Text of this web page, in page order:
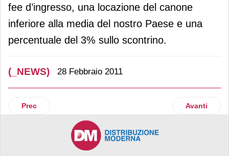
fee d’ingresso, una locazione del canone
inferiore alla media del nostro Paese e una
percentuale del 3% sullo scontrino.
(_NEWS) 28 Febbraio 2011
Articolo precedente: Tempo lancia la "morbistenza" nelle
Prec Articolo
Avanti